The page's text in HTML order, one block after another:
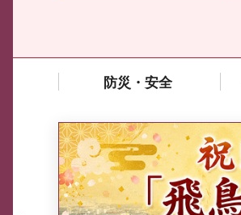
防災・安全
中東情勢や原油価格上昇の影響
を受ける中小企業向け相談窓口